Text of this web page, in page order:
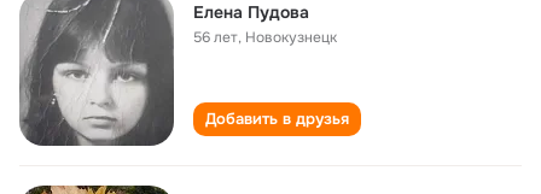
Елена Пудова
56 лет, Новокузнецк
Добавить в друзья